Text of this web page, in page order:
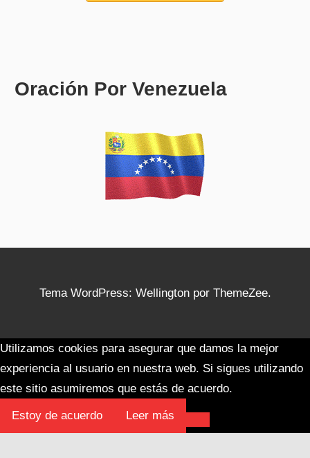
Oración Por Venezuela
Tema WordPress: Wellington por ThemeZee.
Utilizamos cookies para asegurar que damos la mejor
experiencia al usuario en nuestra web. Si sigues utilizando
este sitio asumiremos que estás de acuerdo.
Estoy de acuerdo Leer más